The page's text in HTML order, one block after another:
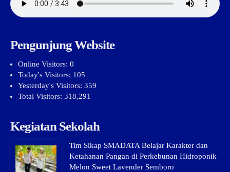
Pengunjung Website
Online Visitors: 0
Today's Visitors: 105
Yesterday's Visitors: 359
Total Visitors: 318,291
Kegiatan Sekolah
Tim Sikap SMADATA Belajar Karakter dan
Ketahanan Pangan di Perkebunan Hidroponik
Melon Sweet Lavender Semboro